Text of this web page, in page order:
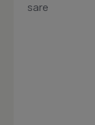
sare